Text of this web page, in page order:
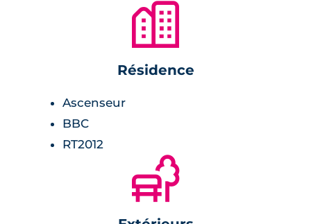
chaudière individuelle au gaz à
Salle de bains :
radiateur sèche-serviette,
robinet mitigeur,
meuble vasque avec miroir et appliques
🏙
Résidence
Ascenseur
BBC
RT2012
🌲